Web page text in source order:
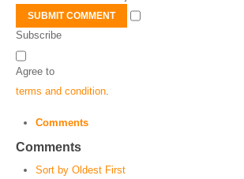
SUBMIT COMMENT
Subscribe
Agree to
terms and condition.
Comments
Comments
Sort by Oldest First